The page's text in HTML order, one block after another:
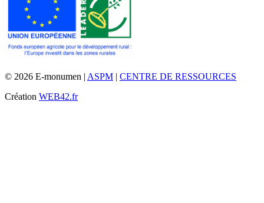
© 2026 E-monumen | ASPM | CENTRE DE RESSOURCES
Création WEB42.fr